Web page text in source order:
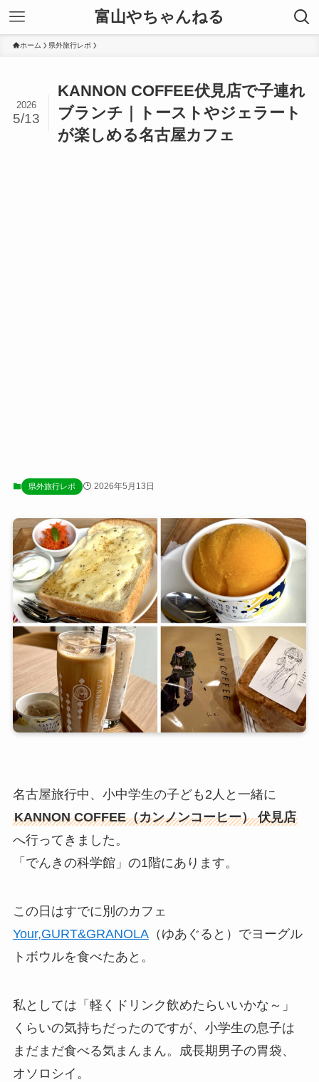
富山やちゃんねる
ホーム 県外旅行レポ
KANNON COFFEE伏見店で子連れ
ブランチ｜トーストやジェラート
が楽しめる名古屋カフェ
2026
5/13
県外旅行レポ 2026年5月13日
名古屋旅行中、小中学生の子ども2人と一緒に
KANNON COFFEE（カンノンコーヒー） 伏見店
へ行ってきました。
「でんきの科学館」の1階にあります。
この日はすでに別のカフェ
Your,GURT&GRANOLA（ゆあぐると）でヨーグル
トボウルを食べたあと。
私としては「軽くドリンク飲めたらいいかな～」
くらいの気持ちだったのですが、小学生の息子は
まだまだ食べる気まんまん。成長期男子の胃袋、
オソロシイ。